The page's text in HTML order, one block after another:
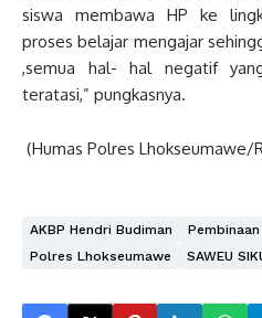
siswa membawa HP ke
proses belajar mengajar
,semua hal- hal negatif
teratasi,” pungkasnya.
(Humas Polres Lhokseumawe/
AKBP Hendri Budiman
Polres Lhokseumawe
SAWEU